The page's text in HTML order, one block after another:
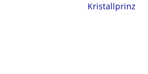
Kristallprinz